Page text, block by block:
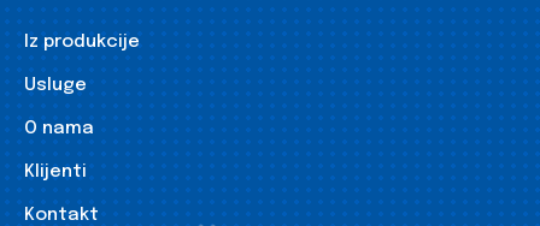
Iz produkcije
Usluge
O nama
Klijenti
Kontakt